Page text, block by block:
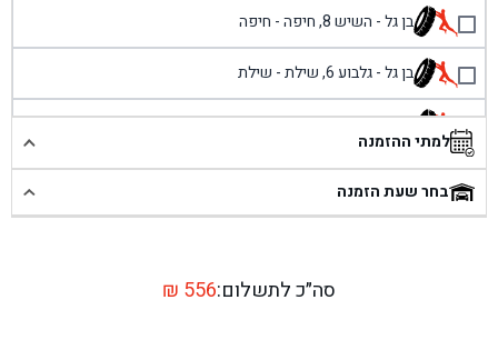
בן גל - השיש 8, חיפה - חיפה
בן גל - גלבוע 6, שילת - שילת
בן גל - פוריידיס, כניסה צפונית מול כביש 4 - פרדיס
בן גל - שכונת אזור תעשייה זעירה, עיילבון - עיילבון
בן גל - דרך השבעה 20, אזור - אזור
למתי ההזמנה
בחר שעת הזמנה
סה״כ לתשלום: ₪ 556